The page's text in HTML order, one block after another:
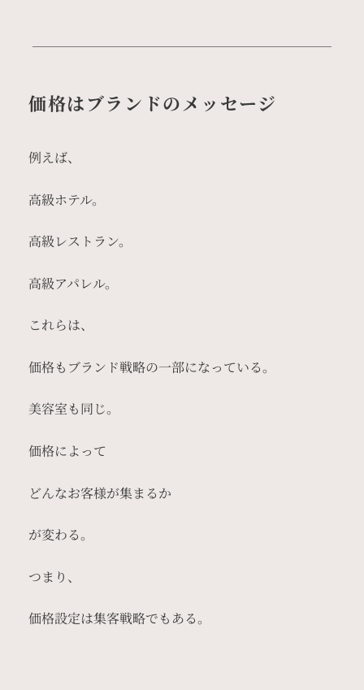
価格はブランドのメッセージ
例えば、
高級ホテル。
高級レストラン。
高級アパレル。
これらは、
価格もブランド戦略の一部になっている。
美容室も同じ。
価格によって
どんなお客様が集まるか
が変わる。
つまり、
価格設定は集客戦略でもある。